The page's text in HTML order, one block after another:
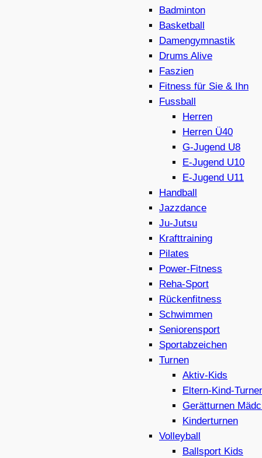
Badminton
Basketball
Damengymnastik
Drums Alive
Faszien
Fitness für Sie & Ihn
Fussball
Herren
Herren Ü40
G-Jugend U8
E-Jugend U10
E-Jugend U11
Handball
Jazzdance
Ju-Jutsu
Krafttraining
Pilates
Power-Fitness
Reha-Sport
Rückenfitness
Schwimmen
Seniorensport
Sportabzeichen
Turnen
Aktiv-Kids
Eltern-Kind-
Gerätturnen
Kinderturnen
Volleyball
Ballsport Kids